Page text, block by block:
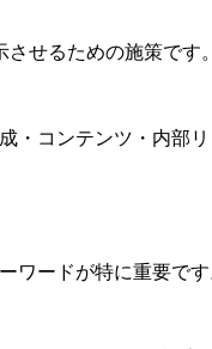
せるための施策です。
・コンテンツ・内部
ワードが特に重要です